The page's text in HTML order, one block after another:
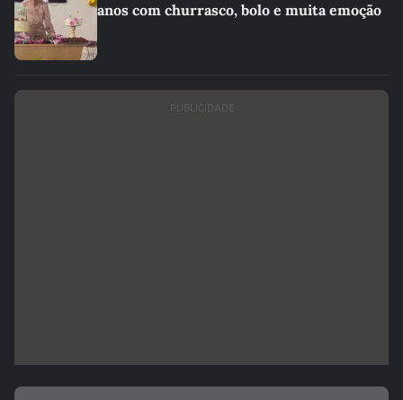
anos com churrasco, bolo e muita emoção
PUBLICIDADE